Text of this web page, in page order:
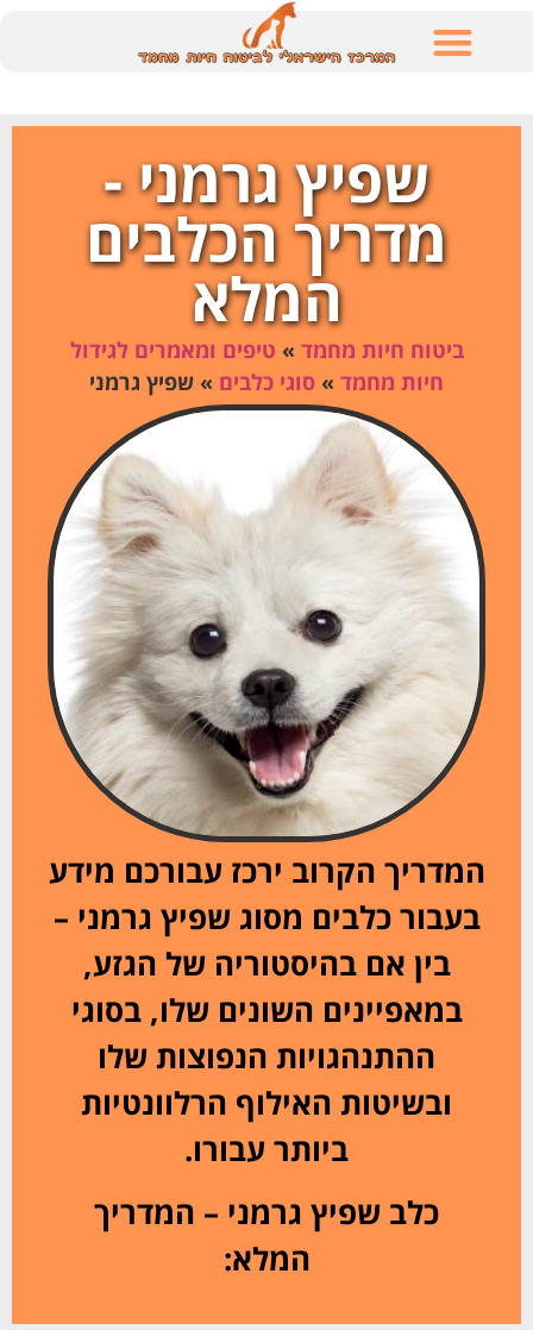
שפיץ גרמני -
מדריך הכלבים
המלא
ביטוח חיות מחמד » טיפים ומאמרים לגידול
חיות מחמד » סוגי כלבים » שפיץ גרמני
המדריך הקרוב ירכז עבורכם מידע
בעבור כלבים מסוג שפיץ גרמני –
בין אם בהיסטוריה של הגזע,
במאפיינים השונים שלו, בסוגי
ההתנהגויות הנפוצות שלו
ובשיטות האילוף הרלוונטיות
ביותר עבורו.
כלב שפיץ גרמני – המדריך
המלא: